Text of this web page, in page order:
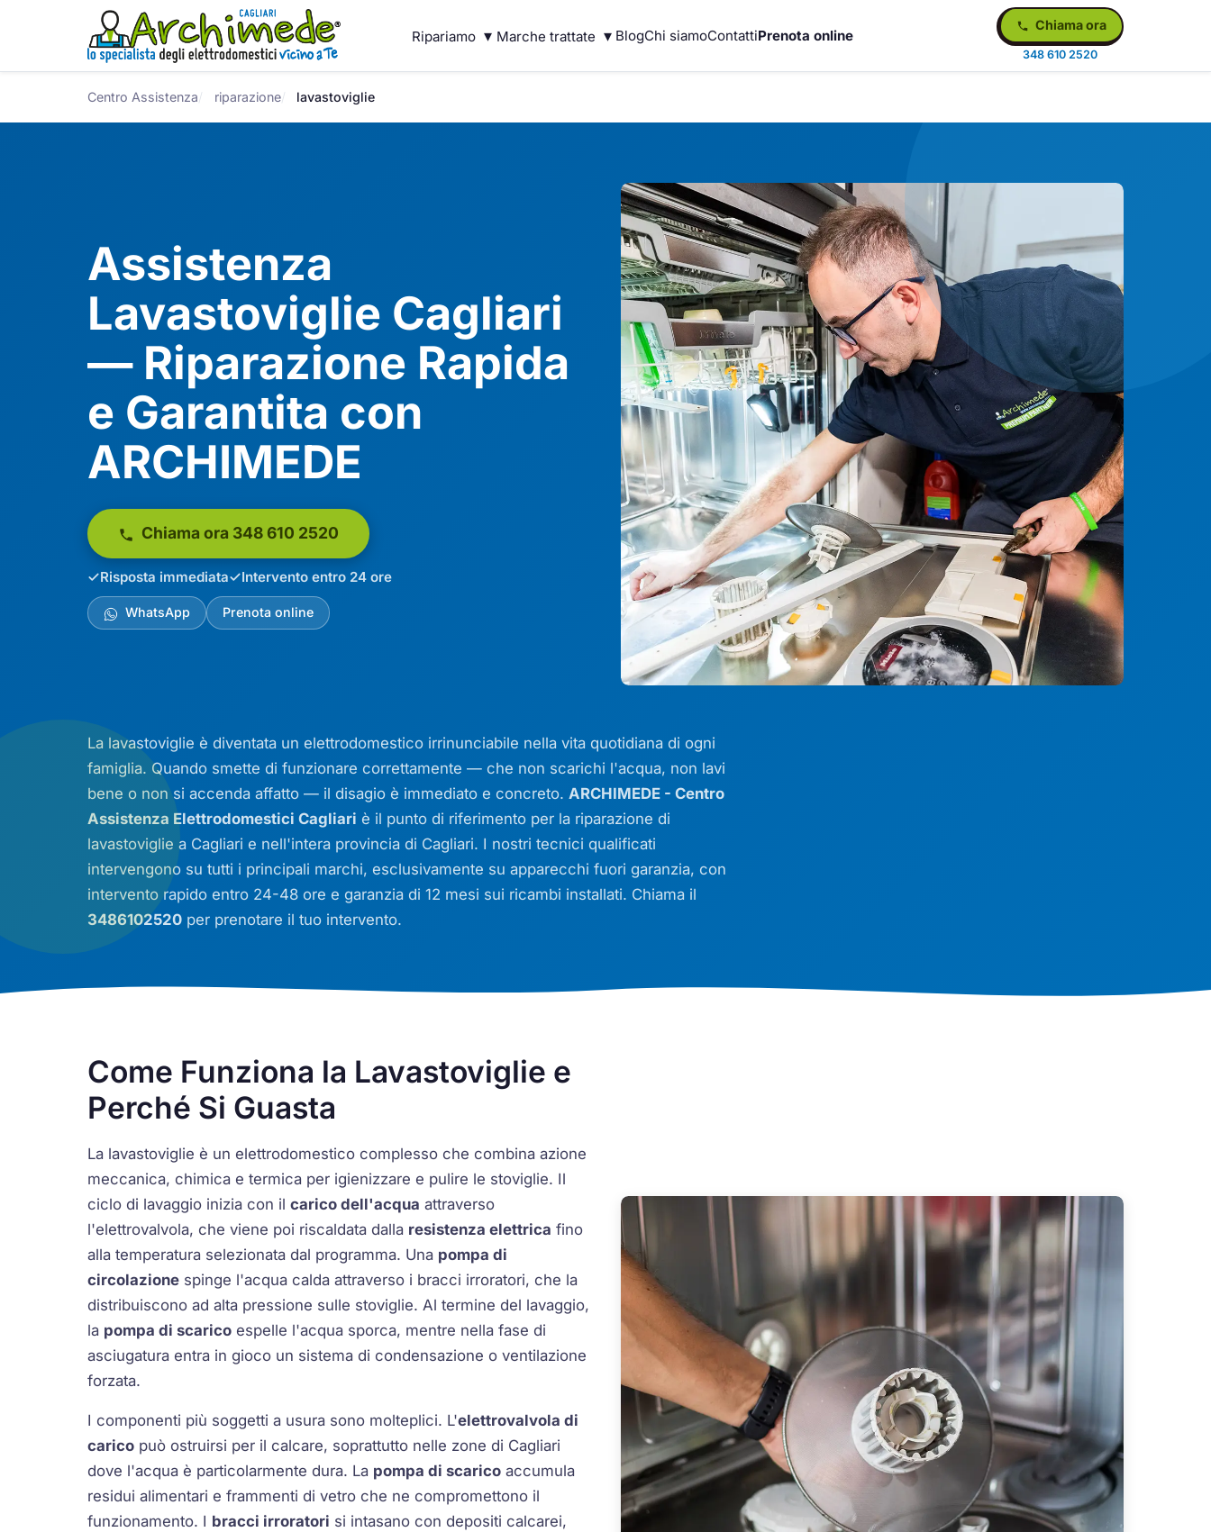
Ripariamo ▾ Marche trattate ▾ BlogChi siamoContattiPrenota online
Chiama ora
348 610 2520
Centro Assistenza riparazione lavastoviglie
Assistenza
Lavastoviglie Cagliari
— Riparazione Rapida
e Garantita con
ARCHIMEDE
Chiama ora 348 610 2520
Risposta immediata Intervento entro 24 ore
WhatsApp Prenota online
La lavastoviglie è diventata un elettrodomestico irrinunciabile nella vita quotidiana di ogni
famiglia. Quando smette di funzionare correttamente — che non scarichi l'acqua, non lavi
bene o non si accenda affatto — il disagio è immediato e concreto.ARCHIMEDE - Centro
Assistenza Elettrodomestici Cagliari è il punto di riferimento per la riparazione di
lavastoviglie a Cagliari e nell'intera provincia di Cagliari. I nostri tecnici qualificati
intervengono su tutti i principali marchi, esclusivamente su apparecchi fuori garanzia, con
intervento rapido entro 24-48 ore e garanzia di 12 mesi sui ricambi installati. Chiama il
3486102520 per prenotare il tuo intervento.
Come Funziona la Lavastoviglie e
Perché Si Guasta
La lavastoviglie è un elettrodomestico complesso che combina azione
meccanica, chimica e termica per igienizzare e pulire le stoviglie. Il
ciclo di lavaggio inizia con ilcarico dell'acqua attraverso
l'elettrovalvola, che viene poi riscaldata dalla resistenza elettrica fino
alla temperatura selezionata dal programma. Una pompa di
circolazione spinge l'acqua calda attraverso i bracci irroratori, che la
distribuiscono ad alta pressione sulle stoviglie. Al termine del lavaggio,
la pompa di scarico espelle l'acqua sporca, mentre nella fase di
asciugatura entra in gioco un sistema di condensazione o ventilazione
forzata.
I componenti più soggetti a usura sono molteplici. L'elettrovalvola di
carico può ostruirsi per il calcare, soprattutto nelle zone di Cagliari
dove l'acqua è particolarmente dura. La pompa di scarico accumula
residui alimentari e frammenti di vetro che ne compromettono il
funzionamento. I bracci irroratori si intasano con depositi calcarei,